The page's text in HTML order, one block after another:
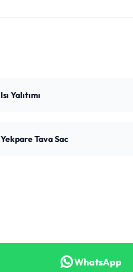
Isı Yalıtımı
Yekpare Tava Sac
WhatsApp